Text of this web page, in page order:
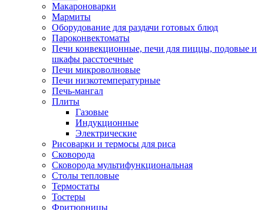
Макароноварки
Мармиты
Оборудование для раздачи готовых блюд
Пароконвектоматы
Печи конвекционные, печи для пиццы, подовые и
шкафы расстоечные
Печи микроволновые
Печи низкотемпературные
Печь-мангал
Плиты
Газовые
Индукционные
Электрические
Рисоварки и термосы для риса
Сковорода
Сковорода мультифункциональная
Столы тепловые
Термостаты
Тостеры
Фритюрницы